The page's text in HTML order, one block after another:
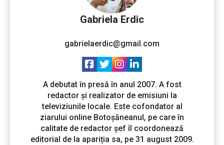
Gabriela Erdic
gabrielaerdic@gmail.com
A debutat în presă în anul 2007. A fost
redactor și realizator de emisiuni la
televiziunile locale. Este cofondator al
ziarului online Botoșăneanul, pe care în
calitate de redactor șef îl coordonează
editorial de la apariția sa, pe 31 august 2009.